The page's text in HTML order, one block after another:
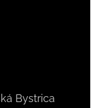
Bystrica